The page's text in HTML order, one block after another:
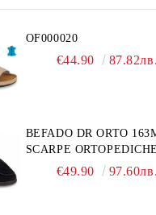
OF000020
€44.90 87.82лв.
BEFADO DR ORTO
SCARPE ORTOPEDICHE
UOMO€49.90 97.60лв.